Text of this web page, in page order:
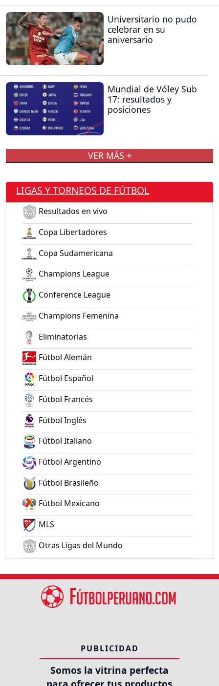
Universitario no pudo
celebrar en su
aniversario
Mundial de Vóley Sub
17: resultados y
posiciones
VER MÁS +
LIGAS Y TORNEOS DE FÚTBOL
Resultados en vivo
Copa Libertadores
Copa Sudamericana
Champions League
Conference League
Champions Femenina
Eliminatorias
Fútbol Alemán
Fútbol Español
Fútbol Francés
Fútbol Inglés
Fútbol Italiano
Fútbol Argentino
Fútbol Brasileño
Fútbol Mexicano
MLS
Otras Ligas del Mundo
PUBLICIDAD
Somos la vitrina perfecta